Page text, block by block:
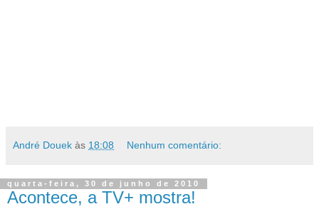
André Douek às 18:08 Nenhum comentário:
quarta-feira, 30 de junho de 2010
Acontece, a TV+ mostra!